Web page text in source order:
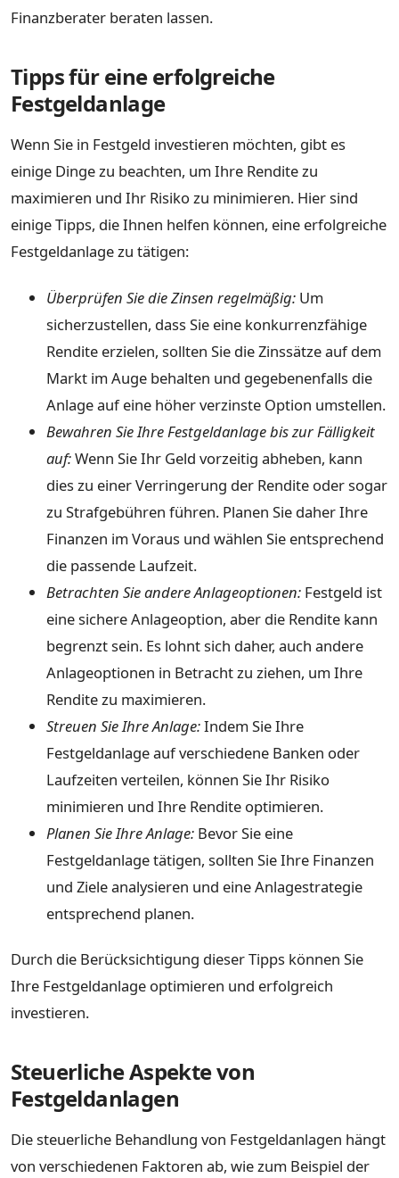
Finanzberater beraten lassen.
Tipps für eine erfolgreiche
Festgeldanlage
Wenn Sie in Festgeld investieren möchten, gibt es
einige Dinge zu beachten, um Ihre Rendite zu
maximieren und Ihr Risiko zu minimieren. Hier sind
einige Tipps, die Ihnen helfen können, eine erfolgreiche
Festgeldanlage zu tätigen:
Überprüfen Sie die Zinsen regelmäßig: Um
sicherzustellen, dass Sie eine konkurrenzfähige
Rendite erzielen, sollten Sie die Zinssätze auf dem
Markt im Auge behalten und gegebenenfalls die
Anlage auf eine höher verzinste Option umstellen.
Bewahren Sie Ihre Festgeldanlage bis zur Fälligkeit
auf:Wenn Sie Ihr Geld vorzeitig abheben, kann
dies zu einer Verringerung der Rendite oder sogar
zu Strafgebühren führen. Planen Sie daher Ihre
Finanzen im Voraus und wählen Sie entsprechend
die passende Laufzeit.
Betrachten Sie andere Anlageoptionen: Festgeld ist
eine sichere Anlageoption, aber die Rendite kann
begrenzt sein. Es lohnt sich daher, auch andere
Anlageoptionen in Betracht zu ziehen, um Ihre
Rendite zu maximieren.
Streuen Sie Ihre Anlage:Indem Sie Ihre
Festgeldanlage auf verschiedene Banken oder
Laufzeiten verteilen, können Sie Ihr Risiko
minimieren und Ihre Rendite optimieren.
Planen Sie Ihre Anlage: Bevor Sie eine
Festgeldanlage tätigen, sollten Sie Ihre Finanzen
und Ziele analysieren und eine Anlagestrategie
entsprechend planen.
Durch die Berücksichtigung dieser Tipps können Sie
Ihre Festgeldanlage optimieren und erfolgreich
investieren.
Steuerliche Aspekte von
Festgeldanlagen
Die steuerliche Behandlung von Festgeldanlagen hängt
von verschiedenen Faktoren ab, wie zum Beispiel der